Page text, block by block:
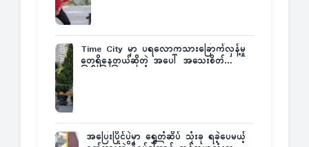
Time City မှာ ပရလောကသားခြောက်လှန့်မှု
တွေရှိနေတယ်ဆိုတဲ့ အပေါ် အသေးစိတ်
အပြေးပြိုင်ပွဲမှာ ရွှေတံဆိပ် သုံးခု ရခဲ့ပေမယ့်